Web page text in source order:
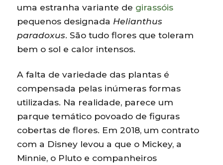
uma estranha variante de girassóis
pequenos designada Helianthus
paradoxus. São tudo flores que toleram
bem o sol e calor intensos.
A falta de variedade das plantas é
compensada pelas inúmeras formas
utilizadas. Na realidade, parece um
parque temático povoado de figuras
cobertas de flores. Em 2018, um contrato
com a Disney levou a que o Mickey, a
Minnie, o Pluto e companheiros